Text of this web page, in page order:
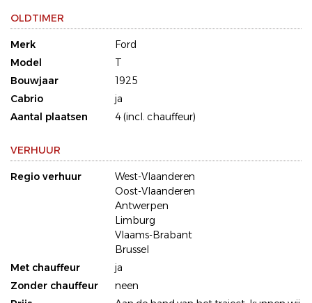
OLDTIMER
Merk
Ford
Model
T
Bouwjaar
1925
Cabrio
ja
Aantal plaatsen
4 (incl. chauffeur)
VERHUUR
Regio verhuur
West-Vlaanderen
Oost-Vlaanderen
Antwerpen
Limburg
Vlaams-Brabant
Brussel
Met chauffeur
ja
Zonder chauffeur
neen